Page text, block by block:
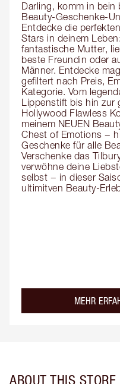
Darling, komm in bein
Beauty-Geschenke-
Entdecke die
Stars in deinem
fantastische Mutter,
beste Freundin oder
Männer. Entdecke
gefiltert nach Preis,
Kategorie. Vom
Lippenstift bis hin zur
Hollywood Flawless
meinem NEUEN
Chest of Emotions −
Geschenke für alle
Verschenke das
verwöhne deine
selbst − in dieser
ultimitven Beauty-
MEHR
ABOUT THIS STORE